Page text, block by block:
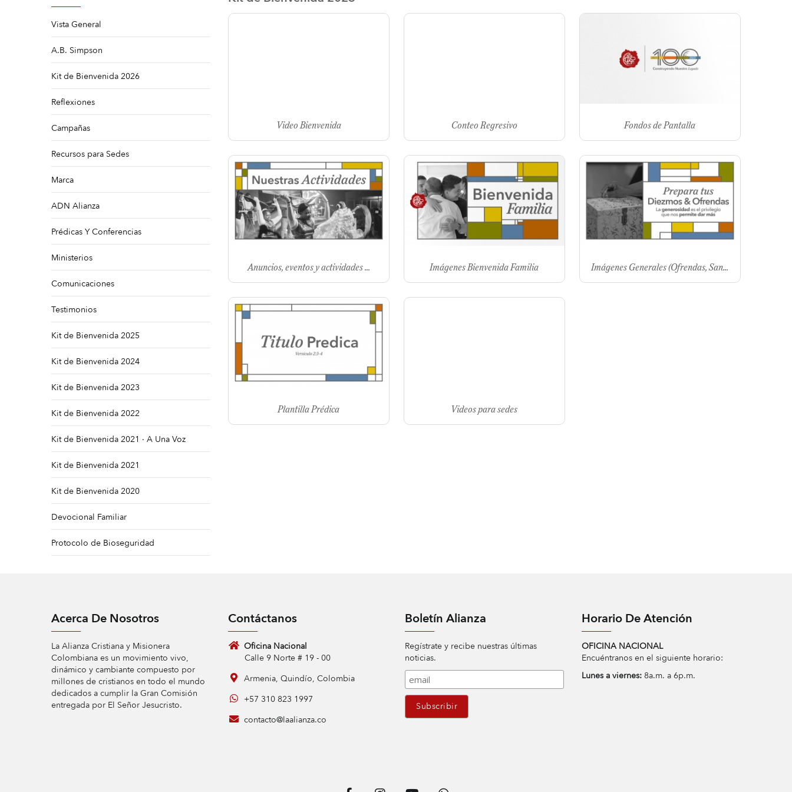
navegación
Video Bienvenida Conteo Regresivo
Image
Fondos de Pantalla
Image
Anuncios, eventos y actividades ...
Image
Imágenes Bienvenida Familia
Image
Imágenes Generales (Ofrendas, San...
Image
Plantilla Prédica Videos para sedes
Vista General
A.B. Simpson
Kit de Bienvenida 2026
Reflexiones
Campañas
Recursos para Sedes
Marca
ADN Alianza
Prédicas Y Conferencias
Ministerios
Comunicaciones
Testimonios
Kit de Bienvenida 2025
Kit de Bienvenida 2024
Kit de Bienvenida 2023
Kit de Bienvenida 2022
Kit de Bienvenida 2021 · A Una Voz
Kit de Bienvenida 2021
Kit de Bienvenida 2020
Devocional Familiar
Protocolo de Bioseguridad
Acerca De Nosotros
La Alianza Cristiana y Misionera
Colombiana es un movimiento vivo,
dinámico y cambiante compuesto por
millones de cristianos en todo el mundo
dedicados a cumplir la Gran Comisión
entregada por El Señor Jesucristo.
Contáctanos
Oficina Nacional
Calle 9 Norte # 19 - 00
Armenia, Quindío, Colombia
+57 310 823 1997
contacto@laalianza.co
Boletín Alianza
Regístrate y recibe nuestras últimas
noticias.
Horario De Atención
OFICINA NACIONAL
Encuéntranos en el siguiente horario:
Lunes a viernes: 8a.m. a 6p.m.